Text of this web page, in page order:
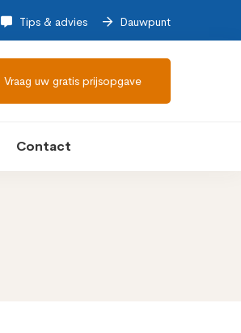
Tips & advies Dauwpunt
Vraag uw gratis prijsopgave
Contact